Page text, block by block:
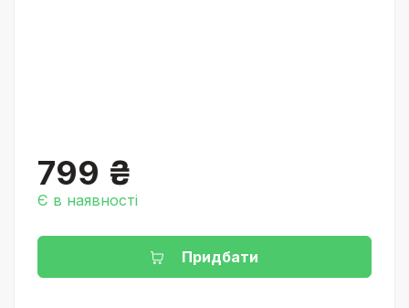
799 ₴
Є в наявності
Придбати